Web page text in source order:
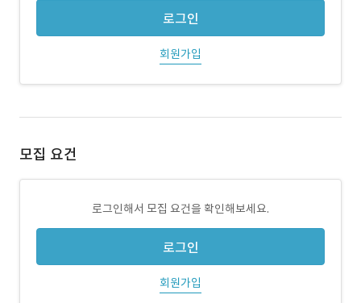
로그인
회원가입
모집 요건
로그인해서 모집 요건을 확인해보세요.
로그인
회원가입